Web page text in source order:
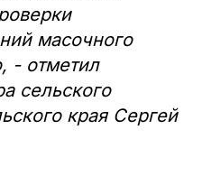
масочного
- отметил
сельского
края Сергей